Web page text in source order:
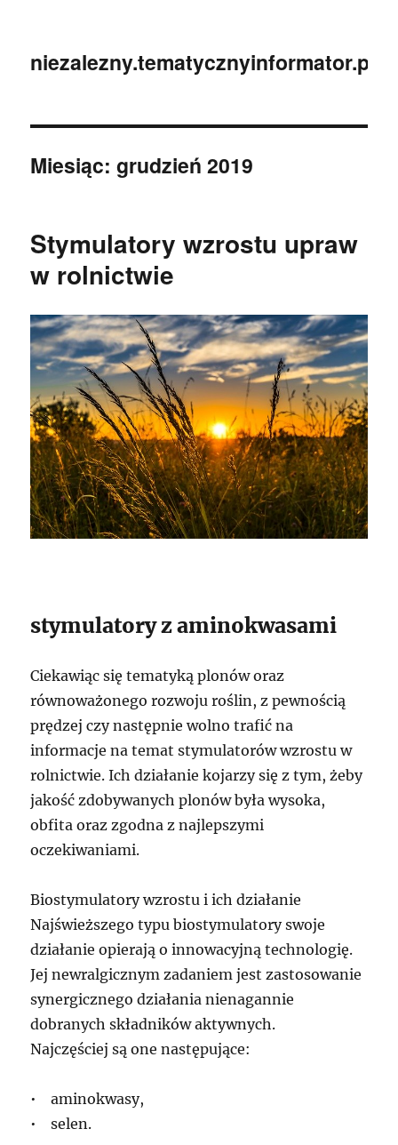
niezalezny.tematycznyinformator.pl
Miesiąc:grudzień 2019
Stymulatory wzrostu upraw
w rolnictwie
stymulatory z aminokwasami
Ciekawiąc się tematyką plonów oraz
równoważonego rozwoju roślin, z pewnością
prędzej czy następnie wolno trafić na
informacje na temat stymulatorów wzrostu w
rolnictwie. Ich działanie kojarzy się z tym, żeby
jakość zdobywanych plonów była wysoka,
obfita oraz zgodna z najlepszymi
oczekiwaniami.
Biostymulatory wzrostu i ich działanie
Najświeższego typu biostymulatory swoje
działanie opierają o innowacyjną technologię.
Jej newralgicznym zadaniem jest zastosowanie
synergicznego działania nienagannie
dobranych składników aktywnych.
Najczęściej są one następujące:
• aminokwasy,
• selen.